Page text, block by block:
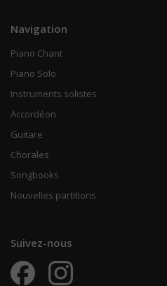
Navigation
Piano Chant
Piano Solo
Instruments solistes
Accordéon
Guitare
Chorales
Songbooks
Nouvelles partitions
Suivez-nous